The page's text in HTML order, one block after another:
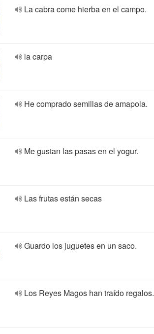
La cabra come hierba en el campo.
la carpa
He comprado semillas de amapola.
Me gustan las pasas en el yogur.
Las frutas están secas
Guardo los juguetes en un saco.
Los Reyes Magos han traído regalos.